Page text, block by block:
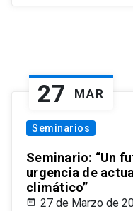
27 MAR
Seminarios
Seminario: “Un
urgencia de
climático”
27 de Marzo de